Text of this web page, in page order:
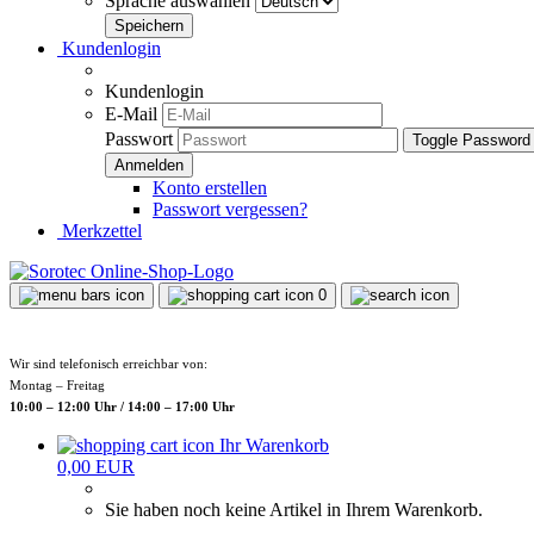
Kundenlogin
Kundenlogin
E-Mail
Passwort
Toggle
Konto erstellen
Passwort vergessen?
Merkzettel
0
Wir sind telefonisch erreichbar von:
Montag – Freitag
10:00 – 12:00 Uhr / 14:00 – 17:00 Uhr
Ihr Warenkorb
0,00 EUR
Sie haben noch keine Artikel in Ihrem Warenkorb.